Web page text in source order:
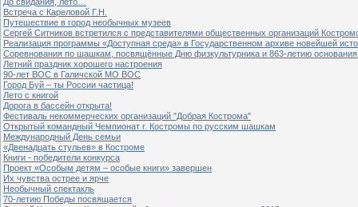
Встреча с Кареловой Г.Н.
Путешествие в город необычных музеев
Сергей Ситников встретился с представителями общественных организаций
Реализация программы «Доступная среда» в Государственном архиве новейшей
Соревнования по шашкам, посвящённые Дню физкультурника и 863-летию основания
Летний праздник хорошего настроения
90-лет ВОС в Галичской МО ВОС
Город Буй – ты России частица!
Лето с книгой
Дорога в бассейн открыта!
Фестиваль некоммерческих организаций "Добрая Кострома"
Открытый командный Чемпионат г. Костромы по русским шашкам
Международный День семьи
«Двенадцать стульев» в Костроме
Книги - победители конкурса
Проект «Особым детям – особые книги» завершен
Их чувства острее и ярче
Необычный спектакль
70-летию Победы посвящается